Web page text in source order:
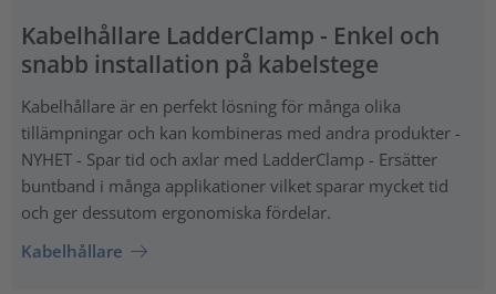
Kabelhållare LadderClamp - Enkel och
snabb installation på kabelstege
Kabelhållare är en perfekt lösning för många olika
tillämpningar och kan kombineras med andra produkter -
NYHET - Spar tid och axlar med LadderClamp - Ersätter
buntband i många applikationer vilket sparar mycket tid
och ger dessutom ergonomiska fördelar.
Kabelhållare